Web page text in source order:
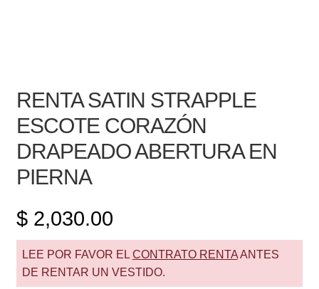
RENTA SATIN STRAPPLE
ESCOTE CORAZÓN
DRAPEADO ABERTURA EN
PIERNA
$2,030.00
LEE POR FAVOR EL CONTRATO RENTAANTES
DE RENTAR UN VESTIDO.